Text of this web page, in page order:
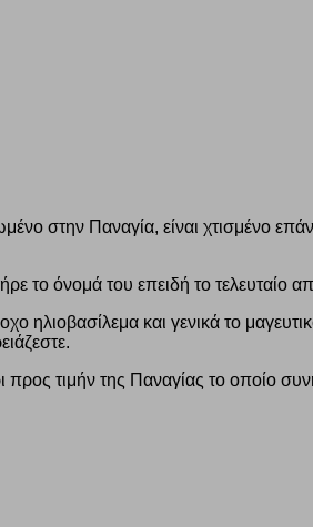
στην Παναγία, είναι χτισμένο
το όνομά του επειδή το τελευταίο
ηλιοβασίλεμα και γενικά το
προς τιμήν της Παναγίας το οποίο